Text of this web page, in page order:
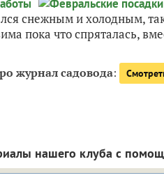
снежным и холодным,
пока что спряталась,
журнал садовода:
нашего клуба с